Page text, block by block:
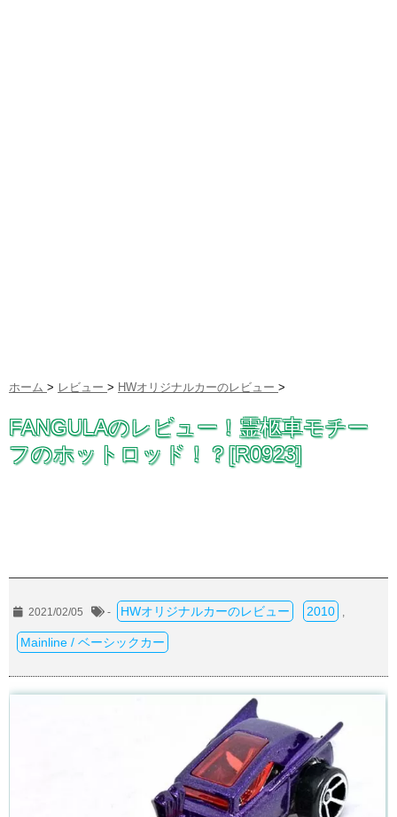
ホーム > レビュー > HWオリジナルカーのレビュー >
FANGULAのレビュー！霊柩車モチー
フのホットロッド！？[R0923]
2021/02/05 - HWオリジナルカーのレビュー 2010
Mainline / ベーシックカー